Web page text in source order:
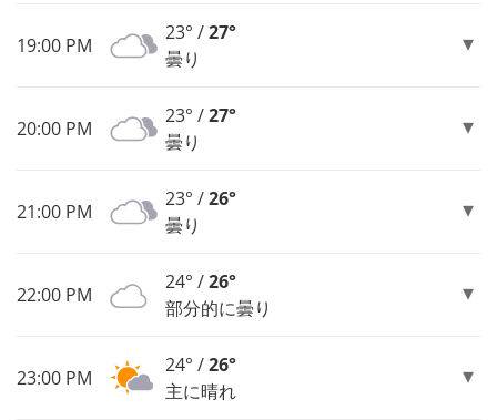
19:00 PM
23° /27°
曇り
20:00 PM
23° /27°
曇り
21:00 PM
23° /26°
曇り
22:00 PM
24° /26°
部分的に曇り
23:00 PM
24° /26°
主に晴れ